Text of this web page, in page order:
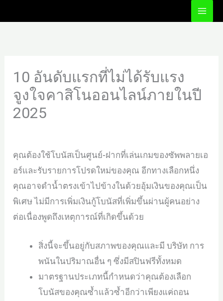
al
10 อันดับแรกที่ไม่ได้รับแรง
จูงใจคาสิโนออนไลน์ภายในปี
2025
คุณต้องใช้โบนัสเป็นศูนย์-ฝากที่เล่นเกมของซัพพลายเอ
อร์และรับรายการโปรดใหม่ของคุณ อีกทางเลือกหนึ่ง
คุณอาจดำน้ำตรงเข้าไปข้างในด้วยอุ้มเงินของคุณเป็น
พิเศษ ไม่มีการเพิ่มเงินกู้โบนัสที่เพิ่มขึ้นผ่านผู้คนอย่าง
ต่อเนื่องพูดถึงเหตุการณ์ที่เกิดขึ้นด้วย
สิ่งนี้จะขึ้นอยู่กับสภาพของคุณและมี บริษัท การ
พนันในปริมาณอื่น ๆ ซึ่งมีสปินฟรีทั้งหมด
มาตรฐานประเภทนี้กำหนดว่าคุณต้องเลือก
โบนัสของคุณซ้ำแล้วซ้ำอีกว่าเพียงแค่ถอน